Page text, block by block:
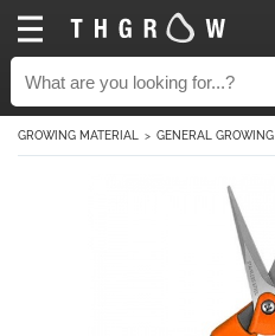
GROWING MATERIAL GENERAL GROWING